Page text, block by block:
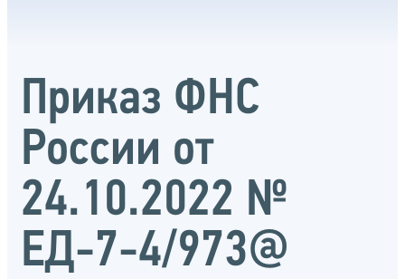
Приказ ФНС
России от
24.10.2022 №
ЕД-7-4/973@